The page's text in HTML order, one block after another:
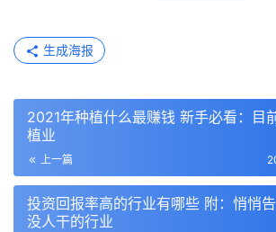
生成海报
2021年种植什么最赚钱 新手必看：目
植业
上一篇
投资回报率高的行业有哪些 附：悄悄
没人干的行业